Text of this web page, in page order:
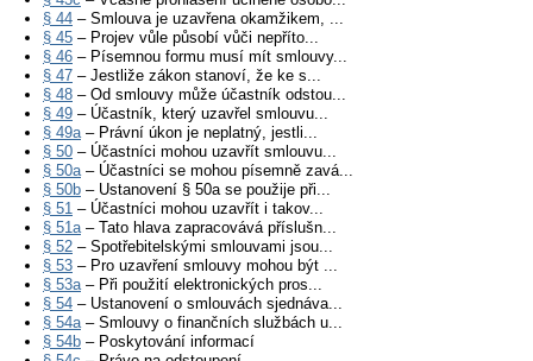
§ 44 – Smlouva je uzavřena okamžikem, ...
§ 45 – Projev vůle působí vůči nepříto...
§ 46 – Písemnou formu musí mít smlouvy...
§ 47 – Jestliže zákon stanoví, že ke s...
§ 48 – Od smlouvy může účastník odstou...
§ 49 – Účastník, který uzavřel smlouvu...
§ 49a– Právní úkon je neplatný, jestli...
§ 50 – Účastníci mohou uzavřít smlouvu...
§ 50a– Účastníci se mohou písemně zavá...
§ 50b – Ustanovení § 50a se použije při...
§ 51 – Účastníci mohou uzavřít i takov...
§ 51a– Tato hlava zapracovává příslušn...
§ 52 – Spotřebitelskými smlouvami jsou...
§ 53 – Pro uzavření smlouvy mohou být ...
§ 53a– Při použití elektronických pros...
§ 54 – Ustanovení o smlouvách sjednáva...
§ 54a– Smlouvy o finančních službách u...
§ 54b – Poskytování informací